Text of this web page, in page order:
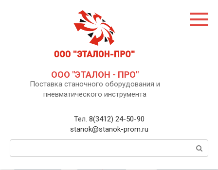
ООО "ЭТАЛОН - ПРО"
Поставка станочного оборудования и
пневматического инструмента
Тел. 8(3412) 24-50-90
stanok@stanok-prom.ru